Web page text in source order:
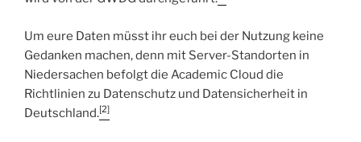
Um eure Daten müsst ihr euch bei der Nutzung keine
Gedanken machen, denn mit Server-Standorten in
Niedersachen befolgt die Academic Cloud die
Richtlinien zu Datenschutz und Datensicherheit in
Deutschland.[2]